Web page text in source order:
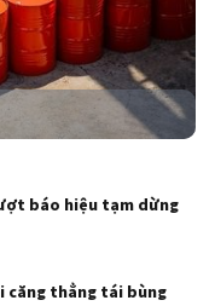
báo hiệu tạm dừng
căng thẳng tái bùng